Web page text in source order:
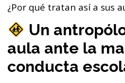
¿Por qué tratan así a sus
Un
aula ante la
conducta